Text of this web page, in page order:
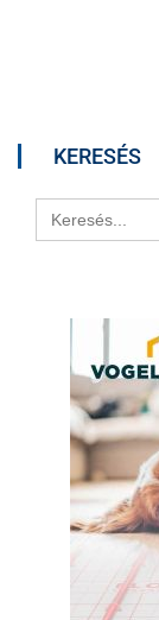
KERESÉS
Search
for: